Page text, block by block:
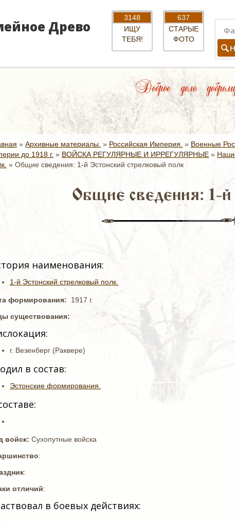
Древо
3148
ИЩУ
ТЕБЯ!
637
СТАРЫЕ
ФОТО
Доброе дело
» Архивные материалы. » Российская Империя. » Военные
до 1918 г. » ВОЙСКА РЕГУЛЯРНЫЕ И ИРРЕГУЛЯРНЫЕ »
» Общие сведения: 1-й Эстонский стрелковый полк
Общие сведения: 1-й
наименования:
1-й Эстонский стрелковый полк.
формирования:
1917 г.
существования:
г. Везенберг (Раквере)
в состав:
Эстонские формирования.
войск: Сухопутные войска
:
:
отличий:
в боевых действиях: